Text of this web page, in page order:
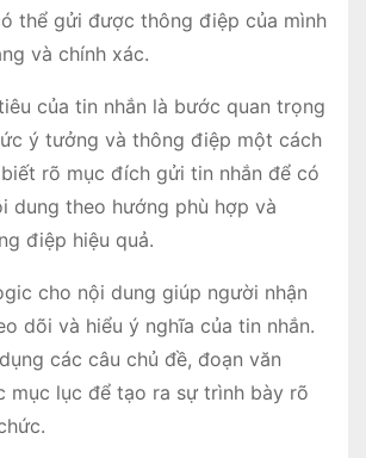
thể gửi được thông điệp của mình
và chính xác.
của tin nhắn là bước quan trọng
ý tưởng và thông điệp một cách
rõ mục đích gửi tin nhắn để có
dung theo hướng phù hợp và
điệp hiệu quả.
cho nội dung giúp người nhận
dõi và hiểu ý nghĩa của tin nhắn.
các câu chủ đề, đoạn văn
mục lục để tạo ra sự trình bày rõ